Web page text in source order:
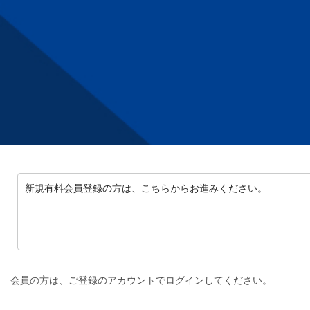
新規有料会員登録の方は、こちらからお進みください。
会員の方は、ご登録のアカウントでログインしてください。